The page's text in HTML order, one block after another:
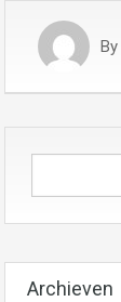
By
Archieven